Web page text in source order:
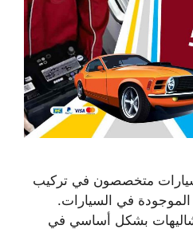
متخصصون في تركيب
الموجودة في السيارات.
بشكل أساسي في